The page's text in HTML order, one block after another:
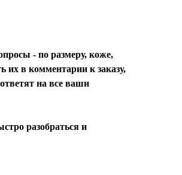
- по размеру, коже,
их в комментарии к заказу,
на все ваши
разобраться и